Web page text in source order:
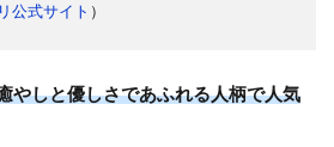
公式サイト ）
やしと優しさであふれる人柄で人気